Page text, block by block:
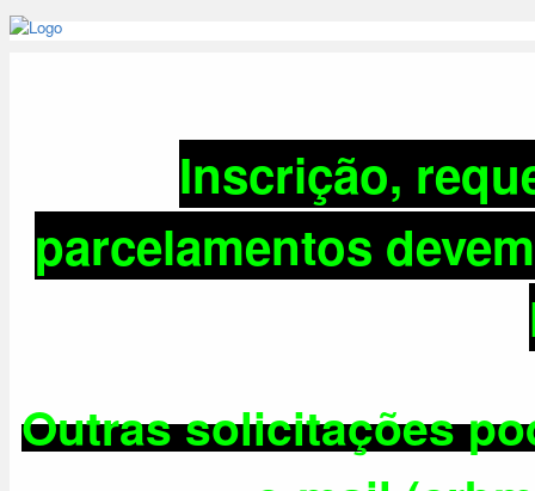
Inscrição,
parcelamentos
Outras solicitações